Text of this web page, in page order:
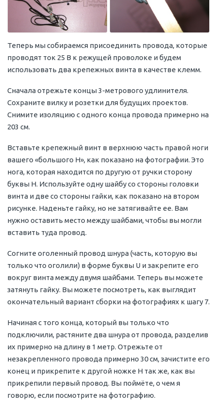
Теперь мы собираемся присоединить провода, которые
проводят ток 25 В к режущей проволоке и будем
использовать два крепежных винта в качестве клемм.
Сначала отрежьте концы 3-метрового удлинителя.
Сохраните вилку и розетки для будущих проектов.
Снимите изоляцию с одного конца провода примерно на
203 см.
Вставьте крепежный винт в верхнюю часть правой ноги
вашего «большого Н», как показано на фотографии. Это
нога, которая находится по другую от ручки сторону
буквы H. Используйте одну шайбу со стороны головки
винта и две со стороны гайки, как показано на втором
рисунке. Наденьте гайку, но не затягивайте ее. Вам
нужно оставить место между шайбами, чтобы вы могли
вставить туда провод.
Согните оголенный провод шнура (часть, которую вы
только что оголили) в форме буквы U и закрепите его
вокруг винта между двумя шайбами. Теперь вы можете
затянуть гайку. Вы можете посмотреть, как выглядит
окончательный вариант сборки на фотографиях к шагу 7.
Начиная с того конца, который вы только что
подключили, растяните два шнура от провода, разделив
их примерно на длину в 1 метр. Отрежьте от
незакрепленного провода примерно 30 см, зачистите его
конец и прикрепите к другой ножке H так же, как вы
прикрепили первый провод. Вы поймёте, о чем я
говорю, если посмотрите на фотографию.